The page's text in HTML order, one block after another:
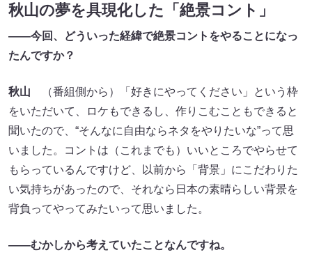
秋山の夢を具現化した「絶景コント」
――今回、どういった経緯で絶景コントをやることになっ
たんですか？
秋山 （番組側から）「好きにやってください」という枠
をいただいて、ロケもできるし、作りこむこともできると
聞いたので、“そんなに自由ならネタをやりたいな”って思
いました。コントは（これまでも）いいところでやらせて
もらっているんですけど、以前から「背景」にこだわりた
い気持ちがあったので、それなら日本の素晴らしい背景を
背負ってやってみたいって思いました。
――むかしから考えていたことなんですね。